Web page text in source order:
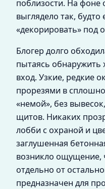
поблизости. На фоне
выглядело так, будто
«декорировать» под
Блогер долго
пытаясь
вход. Узкие, редкие
прорезями в
«немой», без
щитов. Никаких
лобби с охраной и
заглушенная
возникло ощущение,
отдельно от
предназначен для